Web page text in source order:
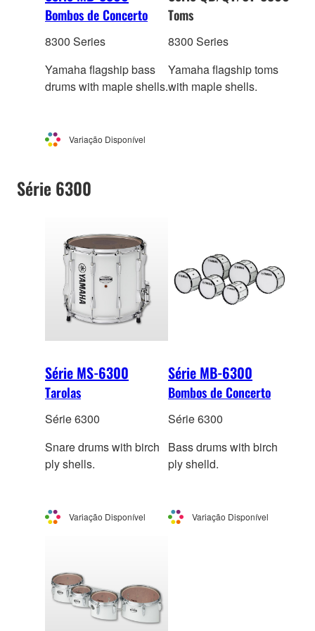
Bombos de Concerto
8300 Series
Yamaha flagship bass
drums with maple shells.
Variação Disponível
Toms
8300 Series
Yamaha flagship toms
with maple shells.
Série 6300
Série MS-6300
Tarolas
Série 6300
Snare drums with birch
ply shells.
Variação Disponível
Série MB-6300
Bombos de Concerto
Série 6300
Bass drums with birch
ply shelld.
Variação Disponível